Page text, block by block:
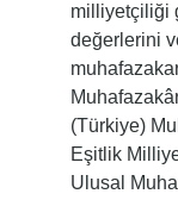
milliyetçiliği
değerlerini
(Türkiye)
Eşitlik
Ulusal